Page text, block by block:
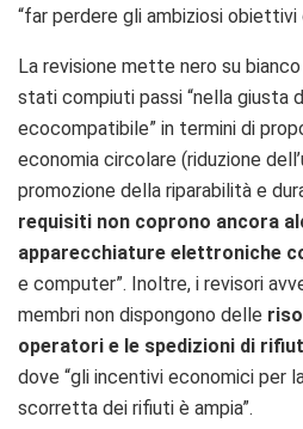
“far perdere gli ambiziosi obiettivi
La revisione mette nero su
stati compiuti passi “nella giusta
ecocompatibile” in termini di
economia circolare (riduzione
promozione della riparabilità e
requisiti non coprono ancora
apparecchiature elettroniche
e computer”. Inoltre, i revisori
membri non dispongono delle
operatori e le spedizioni di
dove “gli incentivi economici per
scorretta dei rifiuti è ampia”.